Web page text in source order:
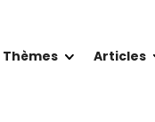
Thèmes Articles